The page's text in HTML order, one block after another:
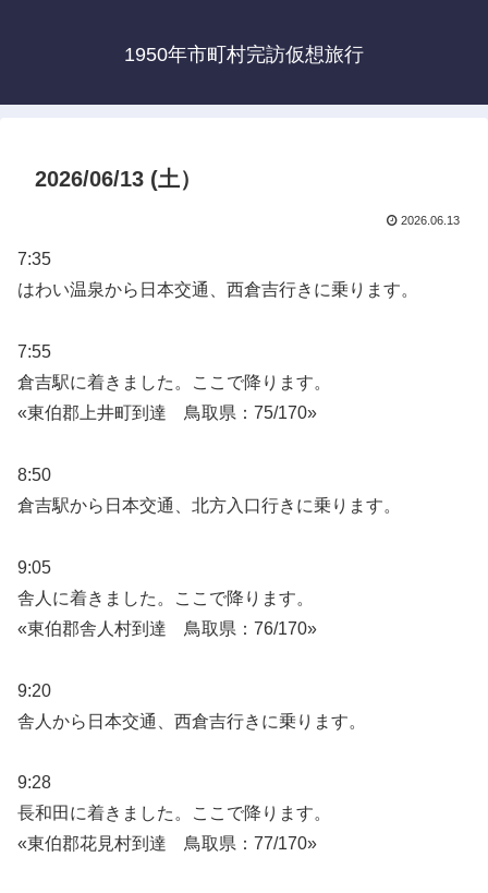
1950年市町村完訪仮想旅行
2026/06/13 (土）
2026.06.13
7:35
はわい温泉から日本交通、西倉吉行きに乗ります。
7:55
倉吉駅に着きました。ここで降ります。
«東伯郡上井町到達 鳥取県：75/170»
8:50
倉吉駅から日本交通、北方入口行きに乗ります。
9:05
舎人に着きました。ここで降ります。
«東伯郡舎人村到達 鳥取県：76/170»
9:20
舎人から日本交通、西倉吉行きに乗ります。
9:28
長和田に着きました。ここで降ります。
«東伯郡花見村到達 鳥取県：77/170»